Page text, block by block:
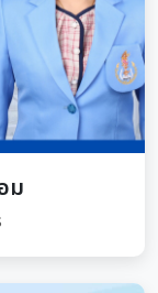
ม